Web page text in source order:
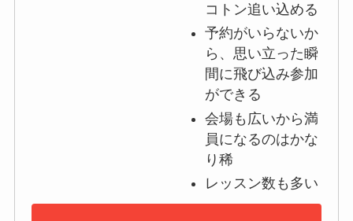
コトン追い込める
予約がいらないか
ら、思い立った瞬
間に飛び込み参加
ができる
会場も広いから満
員になるのはかな
り稀
レッスン数も多い